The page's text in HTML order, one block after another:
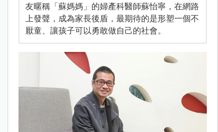
友暱稱「蘇媽媽」的婦產科醫師蘇怡寧，在網路
上發聲，成為家長後盾，最期待的是形塑一個不
厭童、讓孩子可以勇敢做自己的社會。